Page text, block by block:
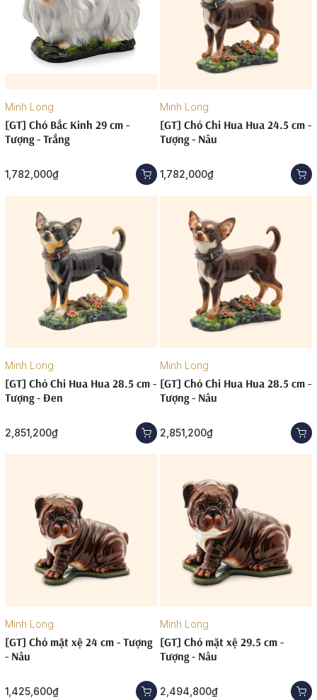
Minh Long
[GT] Chó Bắc Kinh 29 cm -
Tượng - Trắng
1,782,000₫
Minh Long
[GT] Chó Chi Hua Hua 24.5 cm -
Tượng - Nâu
1,782,000₫
Minh Long
[GT] Chó Chi Hua Hua 28.5 cm -
Tượng - Đen
2,851,200₫
Minh Long
[GT] Chó Chi Hua Hua 28.5 cm -
Tượng - Nâu
2,851,200₫
Minh Long
[GT] Chó mặt xệ 24 cm - Tượng
- Nâu
1,425,600₫
Minh Long
[GT] Chó mặt xệ 29.5 cm -
Tượng - Nâu
2,494,800₫